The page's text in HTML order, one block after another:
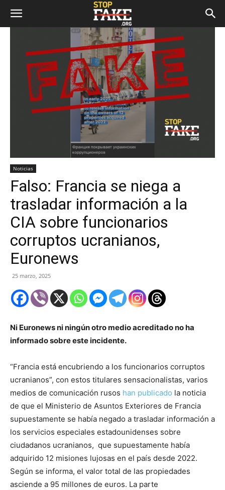
Noticias
Falso: Francia se niega a
trasladar información a la
CIA sobre funcionarios
corruptos ucranianos,
Euronews
25 marzo, 2025
Ni Euronews ni ningún otro medio acreditado no ha
informado sobre este incidente.
“Francia está encubriendo a los funcionarios corruptos
ucranianos”, con estos titulares sensacionalistas, varios
medios de comunicación rusos han publicado la noticia
de que el Ministerio de Asuntos Exteriores de Francia
supuestamente se había negado a trasladar información a
los servicios especiales estadounidenses sobre
ciudadanos ucranianos, que supuestamente había
adquirido 12 misiones lujosas en el país desde 2022.
Según se informa, el valor total de las propiedades
asciende a 95 millones de euros. La parte